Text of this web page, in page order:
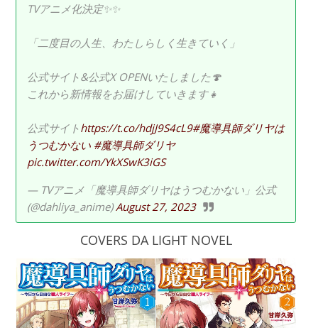
TVアニメ化決定✨✨
「二度目の人生、わたしらしく生きていく」
公式サイト&公式X OPENいたしました🍄
これから新情報をお届けしていきます👧
公式サイト https://t.co/hdjJ9S4cL9#魔導具師ダリヤは
うつむかない #魔導具師ダリヤ
pic.twitter.com/YkXSwK3iGS
— TVアニメ「魔導具師ダリヤはうつむかない」公式
(@dahliya_anime)August 27, 2023
COVERS DA LIGHT NOVEL